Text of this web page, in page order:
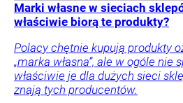
Marki własne w sieciach
właściwie biorą te produkty?
Polacy chętnie kupują produkty
„marka własna”, ale w ogóle nie
właściwie je dla dużych sieci
znają tych producentów.